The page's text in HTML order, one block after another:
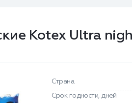
Kotex Ultra
Страна
Срок годности, дней